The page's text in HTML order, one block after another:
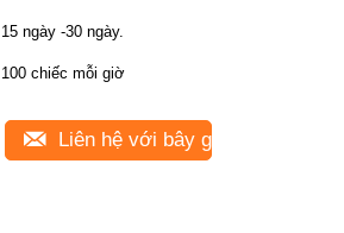
15 ngày -30 ngày.
100 chiếc mỗi giờ
Liên hệ với bây giờ